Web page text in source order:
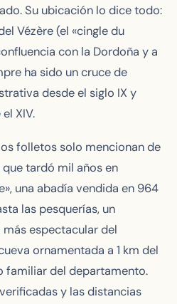
Su ubicación lo dice todo:
Vézère (el «cingle du
con la Dordoña y a
ha sido un cruce de
desde el siglo IX y
XIV.
folletos solo mencionan de
tardó mil años en
una abadía vendida en 964
las pesquerías, un
espectacular del
ornamentada a 1 km del
familiar del departamento.
y las distancias